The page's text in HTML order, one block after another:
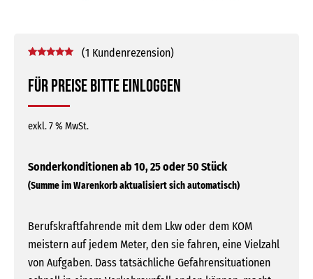
Für Preise bitte einloggen
5.00
basierend
Kundenbewertung
(1 Kundenrezension)
exkl. 7 % MwSt.
Berufskraftfahrende mit dem Lkw oder dem KOM
meistern auf jedem Meter, den sie fahren, eine Vielzahl
von Aufgaben. Dass tatsächliche Gefahrensituationen